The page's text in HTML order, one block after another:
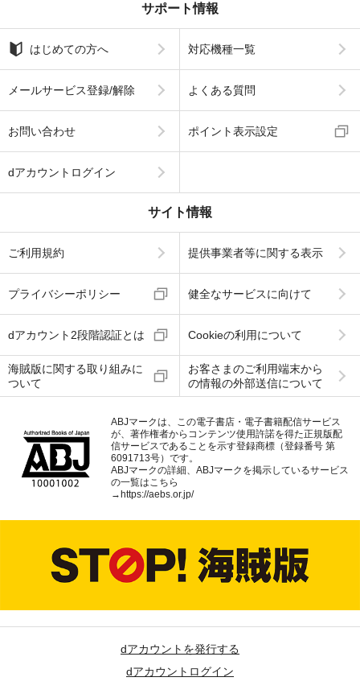
サポート情報
はじめての方へ 対応機種一覧
メールサービス登録/解除 よくある質問
お問い合わせ ポイント表示設定
dアカウントログイン
サイト情報
ご利用規約 提供事業者等に関する表示
プライバシーポリシー 健全なサービスに向けて
dアカウント2段階認証とは Cookieの利用について
海賊版に関する取り組みに
ついて
お客さまのご利用端末から
の情報の外部送信について
ABJマークは、この電子書店・電子書籍配信サービス
が、著作権者からコンテンツ使用許諾を得た正規版配
信サービスであることを示す登録商標（登録番号 第
6091713号）です。
ABJマークの詳細、ABJマークを掲示しているサービス
の一覧はこちら
→ https://aebs.or.jp/
dアカウントを発行する
dアカウントログイン